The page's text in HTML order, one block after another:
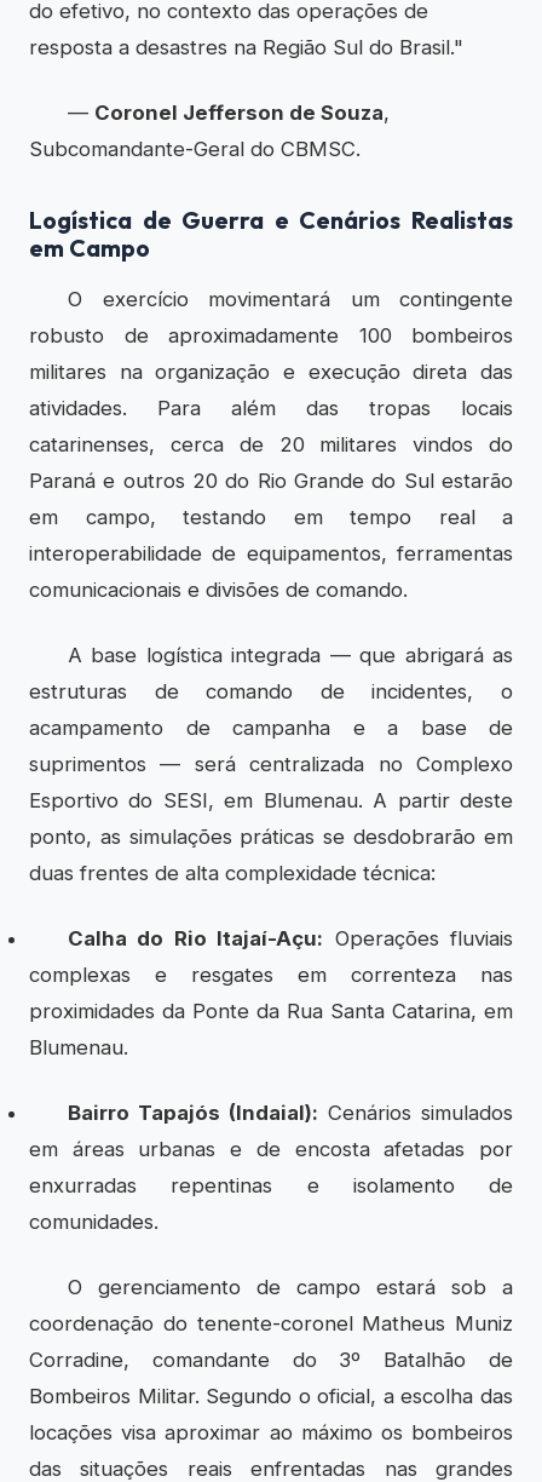
do efetivo, no contexto das operações de
resposta a desastres na Região Sul do Brasil."
— Coronel Jefferson de Souza,
Subcomandante-Geral do CBMSC.
Logística de Guerra e Cenários Realistas
em Campo
O exercício movimentará um contingente
robusto de aproximadamente 100 bombeiros
militares na organização e execução direta das
atividades. Para além das tropas locais
catarinenses, cerca de 20 militares vindos do
Paraná e outros 20 do Rio Grande do Sul estarão
em campo, testando em tempo real a
interoperabilidade de equipamentos, ferramentas
comunicacionais e divisões de comando.
A base logística integrada — que abrigará as
estruturas de comando de incidentes, o
acampamento de campanha e a base de
suprimentos — será centralizada no Complexo
Esportivo do SESI, em Blumenau. A partir deste
ponto, as simulações práticas se desdobrarão em
duas frentes de alta complexidade técnica:
Calha do Rio Itajaí-Açu: Operações fluviais
complexas e resgates em correnteza nas
proximidades da Ponte da Rua Santa Catarina, em
Blumenau.
Bairro Tapajós (Indaial): Cenários simulados
em áreas urbanas e de encosta afetadas por
enxurradas repentinas e isolamento de
comunidades.
O gerenciamento de campo estará sob a
coordenação do tenente-coronel Matheus Muniz
Corradine, comandante do 3º Batalhão de
Bombeiros Militar. Segundo o oficial, a escolha das
locações visa aproximar ao máximo os bombeiros
das situações reais enfrentadas nas grandes